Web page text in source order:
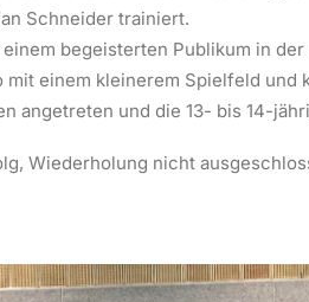
Schneider trainiert.
begeisterten Publikum in
mit einem kleinerem Spielfeld
angetreten und die 13- bis 14-
Wiederholung nicht